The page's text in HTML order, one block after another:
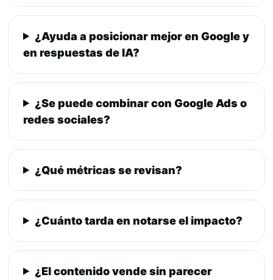
¿Ayuda a posicionar mejor en Google y
en respuestas de IA?
¿Se puede combinar con Google Ads o
redes sociales?
¿Qué métricas se revisan?
¿Cuánto tarda en notarse el impacto?
¿El contenido vende sin parecer